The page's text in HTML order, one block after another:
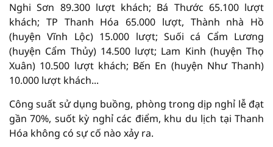
Nghi Sơn 89.300 lượt khách; Bá Thước 65.100 lượt
khách; TP Thanh Hóa 65.000 lượt, Thành nhà Hồ
(huyện Vĩnh Lộc) 15.000 lượt; Suối cá Cẩm Lương
(huyện Cẩm Thủy) 14.500 lượt; Lam Kinh (huyện Thọ
Xuân) 10.500 lượt khách; Bến En (huyện Như Thanh)
10.000 lượt khách...
Công suất sử dụng buồng, phòng trong dịp nghỉ lễ đạt
gần 70%, suốt kỳ nghỉ các điểm, khu du lịch tại Thanh
Hóa không có sự cố nào xảy ra.